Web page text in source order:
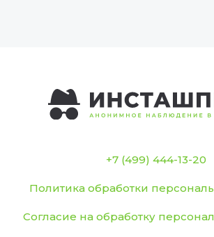
+7 (499) 444-13-20
Политика обработки
Согласие на обработку